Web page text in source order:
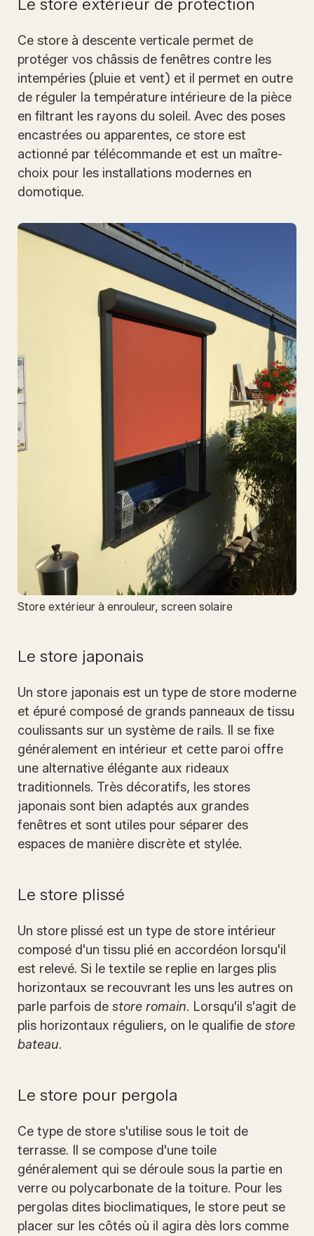
Le store extérieur de protection
Ce store à descente verticale permet de
protéger vos châssis de fenêtres contre les
intempéries (pluie et vent) et il permet en outre
de réguler la température intérieure de la pièce
en filtrant les rayons du soleil. Avec des poses
encastrées ou apparentes, ce store est
actionné par télécommande et est un maître-
choix pour les installations modernes en
domotique.
Store extérieur à enrouleur, screen solaire
Le store japonais
Un store japonais est un type de store moderne
et épuré composé de grands panneaux de tissu
coulissants sur un système de rails. Il se fixe
généralement en intérieur et cette paroi offre
une alternative élégante aux rideaux
traditionnels. Très décoratifs, les stores
japonais sont bien adaptés aux grandes
fenêtres et sont utiles pour séparer des
espaces de manière discrète et stylée.
Le store plissé
Un store plissé est un type de store intérieur
composé d'un tissu plié en accordéon lorsqu'il
est relevé. Si le textile se replie en larges plis
horizontaux se recouvrant les uns les autres on
parle parfois de store romain. Lorsqu'il s'agit de
plis horizontaux réguliers, on le qualifie de store
bateau.
Le store pour pergola
Ce type de store s'utilise sous le toit de
terrasse. Il se compose d'une toile
généralement qui se déroule sous la partie en
verre ou polycarbonate de la toiture. Pour les
pergolas dites bioclimatiques, le store peut se
placer sur les côtés où il agira dès lors comme